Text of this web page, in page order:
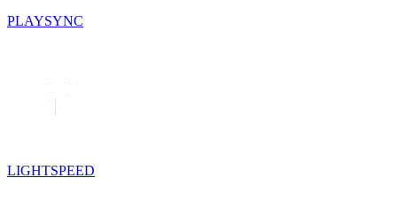
PLAYSYNC
LIGHTSPEED